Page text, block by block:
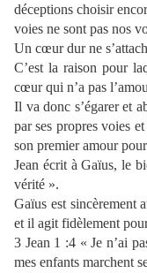
déceptions choisir
voies ne sont pas nos
Un cœur dur ne
C’est la raison pour
cœur qui n’a pas
Il va donc s’égarer et
par ses propres voies
son premier amour
Jean écrit à Gaïus, le
vérité ».
Gaïus est sincèrement
et il agit fidèlement
3 Jean 1 :4 « Je n’ai
mes enfants marchent